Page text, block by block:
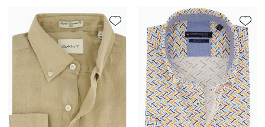
Toevoegen aan favorieten